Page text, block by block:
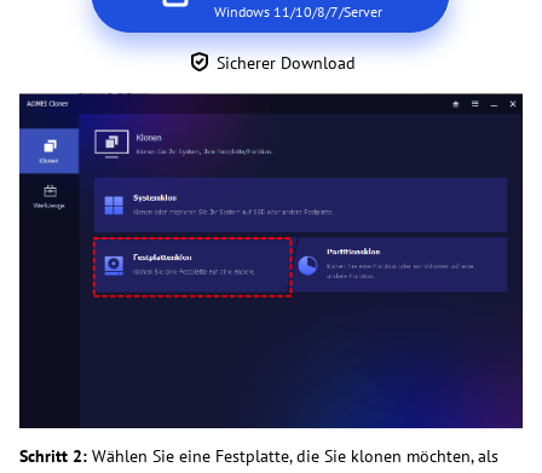
Windows 11/10/8/7/Server
Sicherer Download
Schritt 2: Wählen Sie eine Festplatte, die Sie klonen möchten, als